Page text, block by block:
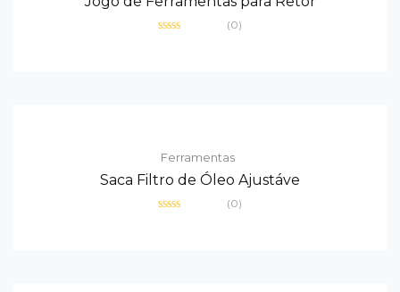
(0)
Ferramentas
Saca Filtro de Óleo Ajustáve
(0)